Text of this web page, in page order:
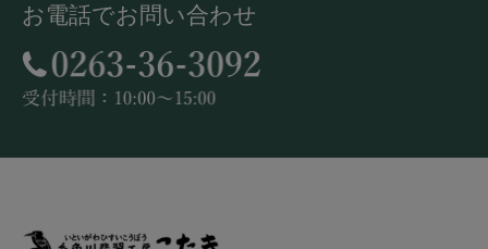
お電話でお問い合わせ